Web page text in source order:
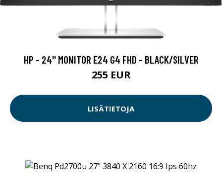
HP - 24'' MONITOR E24 G4 FHD - BLACK/SILVER
255 EUR
LISÄTIETOJA